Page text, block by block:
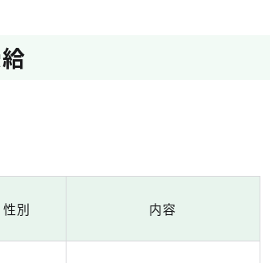
性別 内容